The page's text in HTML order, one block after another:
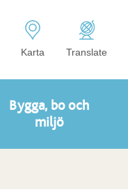
Karta Translate
Bygga, bo och
miljö